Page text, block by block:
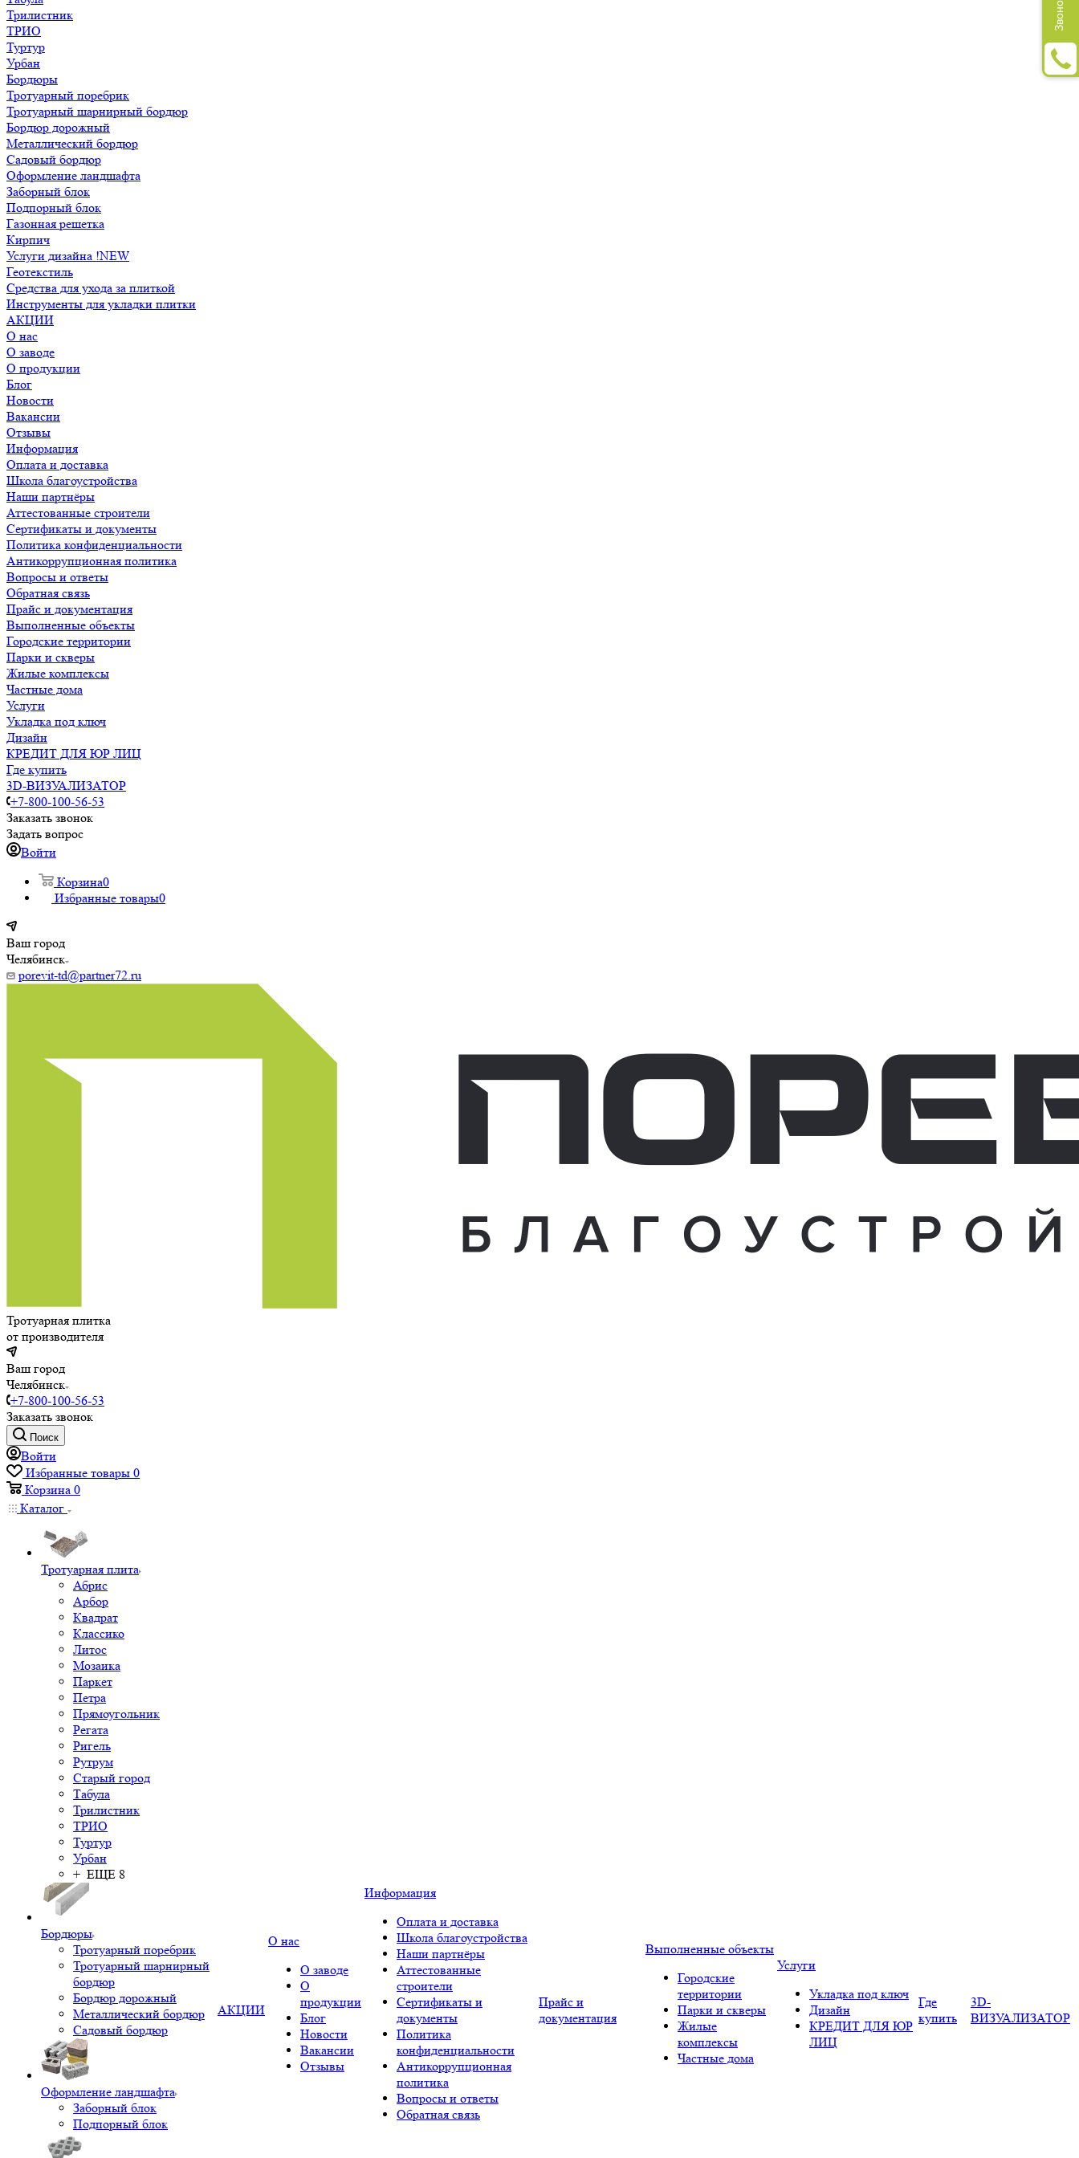
Трилистник
ТРИО
Туртур
Урбан
Бордюры
Тротуарный поребрик
Тротуарный шарнирный бордюр
Бордюр дорожный
Металлический бордюр
Садовый бордюр
Оформление ландшафта
Заборный блок
Подпорный блок
Газонная решетка
Кирпич
Услуги дизайна !NEW
Геотекстиль
Средства для ухода за плиткой
Инструменты для укладки плитки
АКЦИИ
О нас
О заводе
О продукции
Блог
Новости
Вакансии
Отзывы
Информация
Оплата и доставка
Школа благоустройства
Наши партнёры
Аттестованные строители
Сертификаты и документы
Политика конфиденциальности
Антикоррупционная политика
Вопросы и ответы
Обратная связь
Прайс и документация
Выполненные объекты
Городские территории
Парки и скверы
Жилые комплексы
Частные дома
Услуги
Укладка под ключ
Дизайн
КРЕДИТ ДЛЯ ЮР ЛИЦ
Где купить
3D-ВИЗУАЛИЗАТОР
+7-800-100-56-53
Заказать звонок
Задать вопрос
Войти
Корзина0
Избранные товары0
Ваш город
Челябинск
porevit-td@partner72.ru
Тротуарная плитка
от производителя
Ваш город
Челябинск
+7-800-100-56-53
Заказать звонок
Поиск
Войти
Избранные товары 0
Корзина 0
Каталог
Тротуарная плита
Абрис
Арбор
Квадрат
Классико
Литос
Мозаика
Паркет
Петра
Прямоугольник
Регата
Ригель
Рутрум
Старый город
Табула
Трилистник
ТРИО
Туртур
Урбан
+ ЕЩЕ 8
Бордюры
Тротуарный поребрик
Тротуарный шарнирный
бордюр
Бордюр дорожный
Металлический бордюр
Садовый бордюр
Оформление ландшафта
Заборный блок
Подпорный блок
АКЦИИ
О нас
О заводе
О
продукции
Блог
Новости
Вакансии
Отзывы
Информация
Оплата и доставка
Школа благоустройства
Наши партнёры
Аттестованные
строители
Сертификаты и
документы
Политика
конфиденциальности
Антикоррупционная
политика
Вопросы и ответы
Обратная связь
Прайс и
документация
Выполненные объекты
Городские
территории
Парки и скверы
Жилые
комплексы
Частные дома
Услуги
Укладка под ключ
Дизайн
КРЕДИТ ДЛЯ ЮР
ЛИЦ
Где
купить
3D-
ВИЗУАЛИЗАТОР